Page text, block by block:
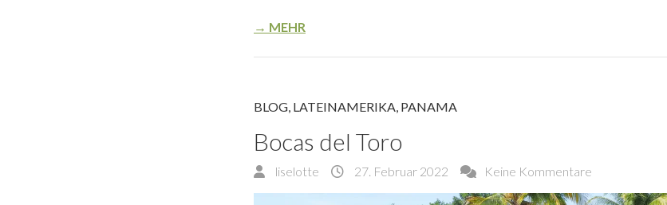
→ MEHR
BLOG, LATEINAMERIKA, PANAMA
Bocas del Toro
liselotte 27. Februar 2022 Keine Kommentare